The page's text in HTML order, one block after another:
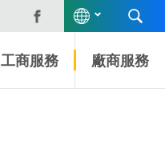
工商服務 廠商服務